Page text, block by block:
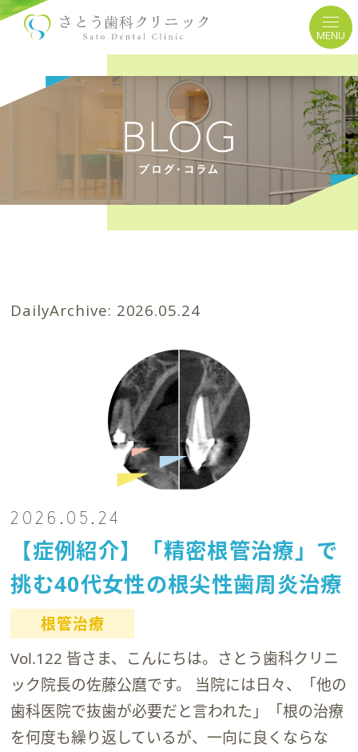
MENU
DailyArchive: 2026.05.24
2026.05.24
【症例紹介】「精密根管治療」で
挑む40代女性の根尖性歯周炎治療
根管治療
Vol.122 皆さま、こんにちは。さとう歯科クリニ
ック院長の佐藤公麿です。 当院には日々、「他の
歯科医院で抜歯が必要だと言われた」「根の治療
を何度も繰り返しているが、一向に良くならな